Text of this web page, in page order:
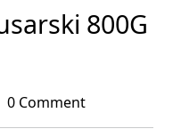
800G
0 Comment